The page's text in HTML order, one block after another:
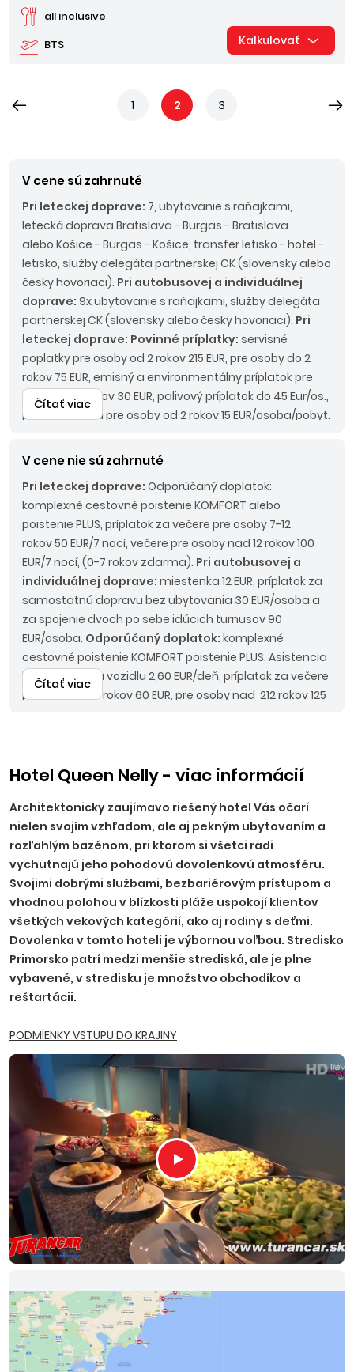
BTS
all inclusive
Kalkulovať
1 2 3
V cene sú zahrnuté
Pri leteckej doprave: 7, ubytovanie s raňajkami,
letecká doprava Bratislava - Burgas - Bratislava
alebo Košice - Burgas - Košice, transfer letisko - hotel -
letisko, služby delegáta partnerskej CK (slovensky alebo
česky hovoriaci). Pri autobusovej a individuálnej
doprave: 9x ubytovanie s raňajkami, služby delegáta
partnerskej CK (slovensky alebo česky hovoriaci). Pri
leteckej doprave: Povinné príplatky: servisné
poplatky pre osoby od 2 rokov 215 EUR, pre osoby do 2
rokov 75 EUR, emisný a environmentálny príplatok pre
osoby od 2 rokov 30 EUR, palivový príplatok do 45 Eur/os.,
pobytová taxa pre osoby od 2 rokov 15 EUR/osoba/pobyt.
190 EUR/os.
Čítať viac
V cene nie sú zahrnuté
Pri leteckej doprave: Odporúčaný doplatok:
komplexné cestovné poistenie KOMFORT alebo
poistenie PLUS, príplatok za večere pre osoby 7-12
rokov 50 EUR/7 nocí, večere pre osoby nad 12 rokov 100
EUR/7 nocí, (0-7 rokov zdarma). Pri autobusovej a
individuálnej doprave: miestenka 12 EUR, príplatok za
samostatnú dopravu bez ubytovania 30 EUR/osoba a
za spojenie dvoch po sebe idúcich turnusov 90
EUR/osoba. Odporúčaný doplatok: komplexné
cestovné poistenie KOMFORT poistenie PLUS. Asistencia
k motorovému vozidlu 2,60 EUR/deň, príplatok za večere
pre osoby 7-12 rokov 60 EUR, pre osoby nad 212 rokov 125
EUR.Ostatné príplatky:trezor na recepcii 2,50 EUR/deň
(platba na mieste), parkovanie 5,5 EUR/deň.
Čítať viac
Hotel Queen Nelly - viac informácií
Architektonicky zaujímavo riešený hotel Vás očarí
nielen svojím vzhľadom, ale aj pekným ubytovaním a
rozľahlým bazénom, pri ktorom si všetci radi
vychutnajú jeho pohodovú dovolenkovú atmosféru.
Svojimi dobrými službami, bezbariérovým prístupom a
vhodnou polohou v blízkosti pláže uspokojí klientov
všetkých vekových kategórií, ako aj rodiny s deťmi.
Dovolenka v tomto hoteli je výbornou voľbou. Stredisko
Primorsko patrí medzi menšie strediská, ale je plne
vybavené, v stredisku je množstvo obchodíkov a
reštartácii.
PODMIENKY VSTUPU DO KRAJINY